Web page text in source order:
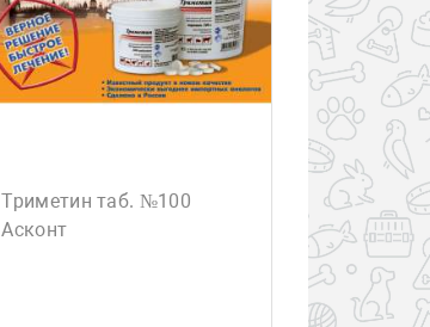
Триметин таб. №100
Асконт